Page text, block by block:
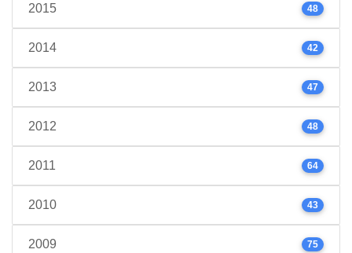
2015 48
2014 42
2013 47
2012 48
2011 64
2010 43
2009 75